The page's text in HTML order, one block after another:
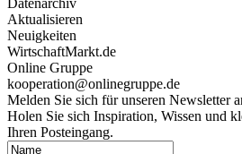
Datenarchiv
Aktualisieren
Neuigkeiten
WirtschaftMarkt.de
Online Gruppe
kooperation@onlinegruppe.de
Melden Sie sich für unseren Newsletter
Holen Sie sich Inspiration, Wissen und
Ihren Posteingang.